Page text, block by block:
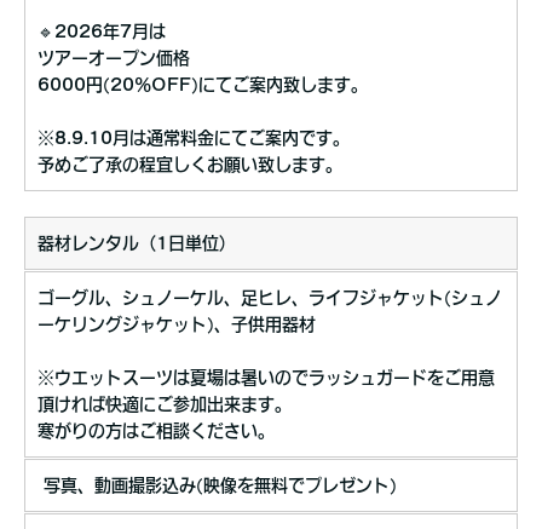
🔹2026年7月は
ツアーオープン価格
6000円(20%OFF)にてご案内致します。
※8.9.10月は通常料金にてご案内です。
予めご了承の程宜しくお願い致します。
器材レンタル（1日単位）
ゴーグル、シュノーケル、足ヒレ、ライフジャケット(シュノ
ーケリングジャケット)、子供用器材
※ウエットスーツは夏場は暑いのでラッシュガードをご用意
頂ければ快適にご参加出来ます。
寒がりの方はご相談ください。
写真、動画撮影込み(映像を無料でプレゼント)